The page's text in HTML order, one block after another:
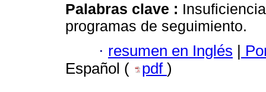
Palabras clave :
programas de seguimiento.
· resumen en Inglés
Español (
pdf )